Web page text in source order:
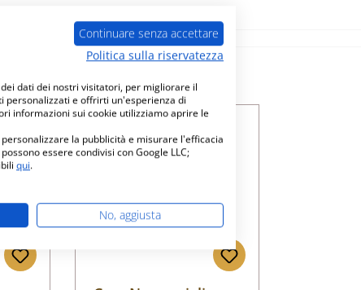
Continuare senza accettare
Politica sulla riservatezza
dati dei nostri visitatori, per migliorare il
personalizzati e offrirti un'esperienza di
informazioni sui cookie utilizziamo aprire le
la pubblicità e misurare l'efficacia
essere condivisi con Google LLC;
qui.
No, aggiusta